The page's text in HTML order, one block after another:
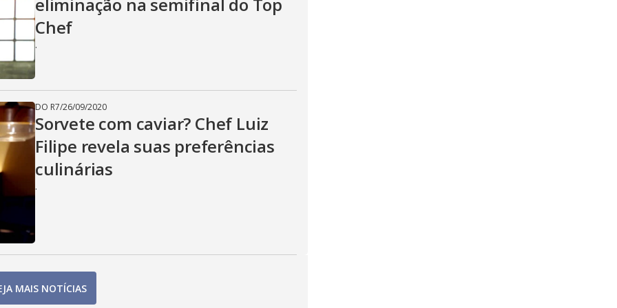
Chef
.
DO R7/26/09/2020
Sorvete com caviar? Chef Luiz
Filipe revela suas preferências
culinárias
.
MAIS NOTÍCIAS